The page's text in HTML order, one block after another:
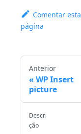
Comentar esta
página
Anterior
WP Insert
picture
Descri
ção